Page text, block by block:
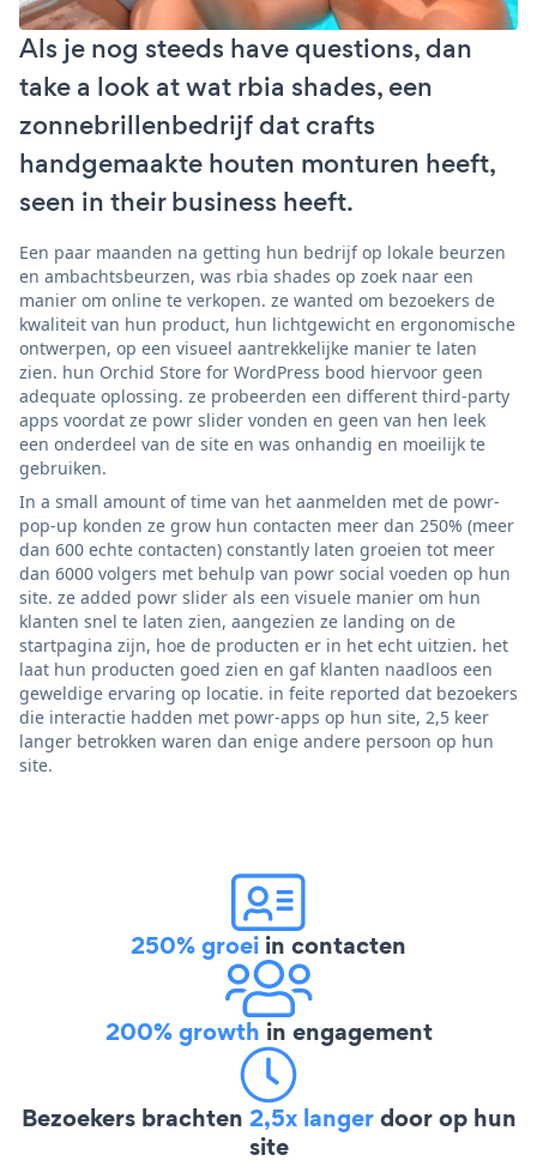
Als je nog steeds have questions, dan
take a look at wat rbia shades, een
zonnebrillenbedrijf dat crafts
handgemaakte houten monturen heeft,
seen in their business heeft.
Een paar maanden na getting hun bedrijf op lokale beurzen
en ambachtsbeurzen, was rbia shades op zoek naar een
manier om online te verkopen. ze wanted om bezoekers de
kwaliteit van hun product, hun lichtgewicht en ergonomische
ontwerpen, op een visueel aantrekkelijke manier te laten
zien. hun Orchid Store for WordPress bood hiervoor geen
adequate oplossing. ze probeerden een different third-party
apps voordat ze powr slider vonden en geen van hen leek
een onderdeel van de site en was onhandig en moeilijk te
gebruiken.
In a small amount of time van het aanmelden met de powr-
pop-up konden ze grow hun contacten meer dan 250% (meer
dan 600 echte contacten) constantly laten groeien tot meer
dan 6000 volgers met behulp van powr social voeden op hun
site. ze added powr slider als een visuele manier om hun
klanten snel te laten zien, aangezien ze landing on de
startpagina zijn, hoe de producten er in het echt uitzien. het
laat hun producten goed zien en gaf klanten naadloos een
geweldige ervaring op locatie. in feite reported dat bezoekers
die interactie hadden met powr-apps op hun site, 2,5 keer
langer betrokken waren dan enige andere persoon op hun
site.
250% groei in contacten
200% growth in engagement
Bezoekers brachten 2,5x langerdoor op hun
site